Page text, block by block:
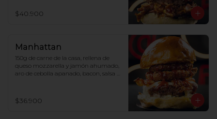
de papa.
$40.900
Manhattan
150g de carne de la casa, rellena de
queso mozzarella y jamón ahumado,
aro de cebolla apanado, bacon, salsa
$36.900